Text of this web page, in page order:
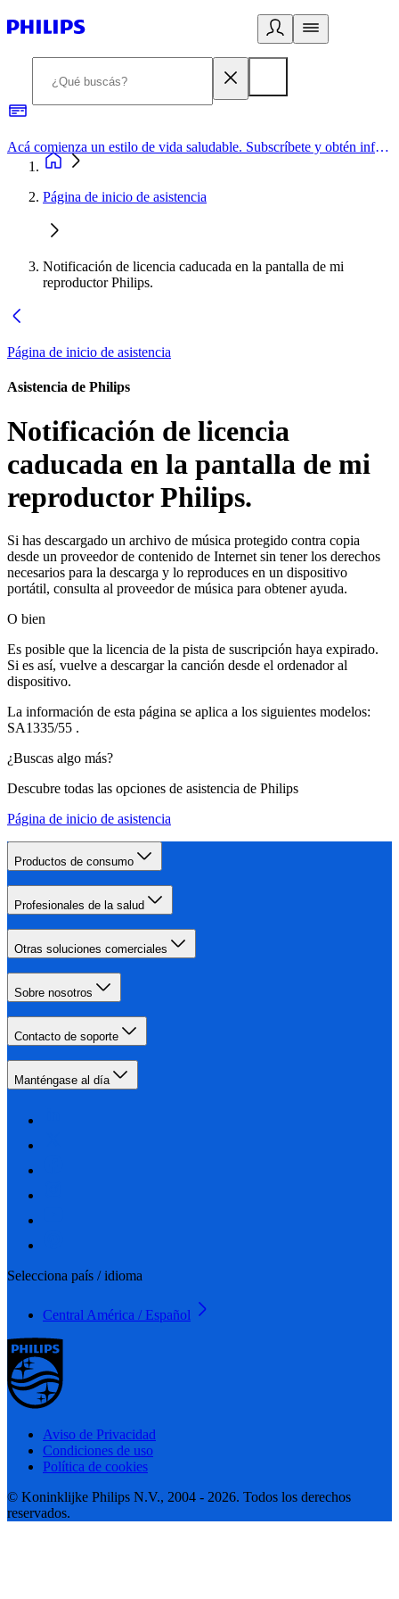
Acá comienza un estilo de vida saludable. Subscríbete y obtén información de primera mano
Página de inicio de asistencia
Notificación de licencia caducada en la pantalla de mi
reproductor Philips.
Página de inicio de asistencia
Asistencia de Philips
Notificación de licencia
caducada en la pantalla de mi
reproductor Philips.
Si has descargado un archivo de música protegido contra copia
desde un proveedor de contenido de Internet sin tener los derechos
necesarios para la descarga y lo reproduces en un dispositivo
portátil, consulta al proveedor de música para obtener ayuda.
O bien
Es posible que la licencia de la pista de suscripción haya expirado.
Si es así, vuelve a descargar la canción desde el ordenador al
dispositivo.
La información de esta página se aplica a los siguientes modelos:
SA1335/55 .
¿Buscas algo más?
Descubre todas las opciones de asistencia de Philips
Página de inicio de asistencia
Productos de consumo
Profesionales de la salud
Otras soluciones comerciales
Sobre nosotros
Contacto de soporte
Manténgase al día
Selecciona país / idioma
Central América / Español
Aviso de Privacidad
Condiciones de uso
Política de cookies
© Koninklijke Philips N.V., 2004 - 2026. Todos los derechos
reservados.